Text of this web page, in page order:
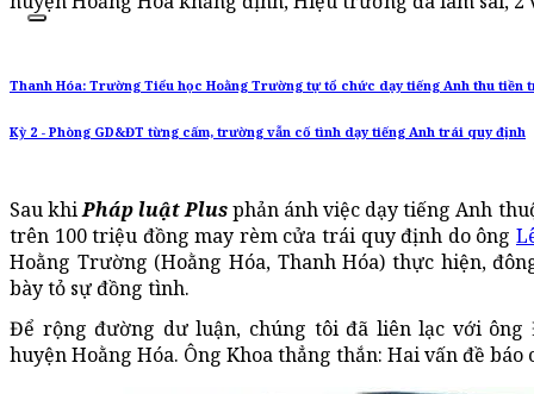
Thanh Hóa: Trường Tiểu học Hoằng Trường tự tổ chức dạy tiếng Anh thu tiền
Kỳ 2 - Phòng GD&ĐT từng cấm, trường vẫn cố tình dạy tiếng Anh trái quy định
Sau khiPháp luật Plusphản ánh việc dạy tiếng Anh
trên 100 triệu đồng may rèm cửa trái quy định do ông
Hoằng Trường (Hoằng Hóa, Thanh Hóa) thực hiện,
bày tỏ sự đồng tình.
Để rộng đường dư luận, chúng tôi đã liên lạc với ông
huyện Hoằng Hóa. Ông Khoa thẳng thắn: Hai vấn đề báo